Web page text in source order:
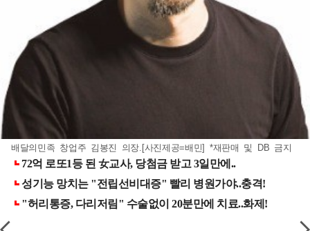
배달의민족 창업주 김봉진 의장.[사진제공=배민] *재판매 및 DB 금지